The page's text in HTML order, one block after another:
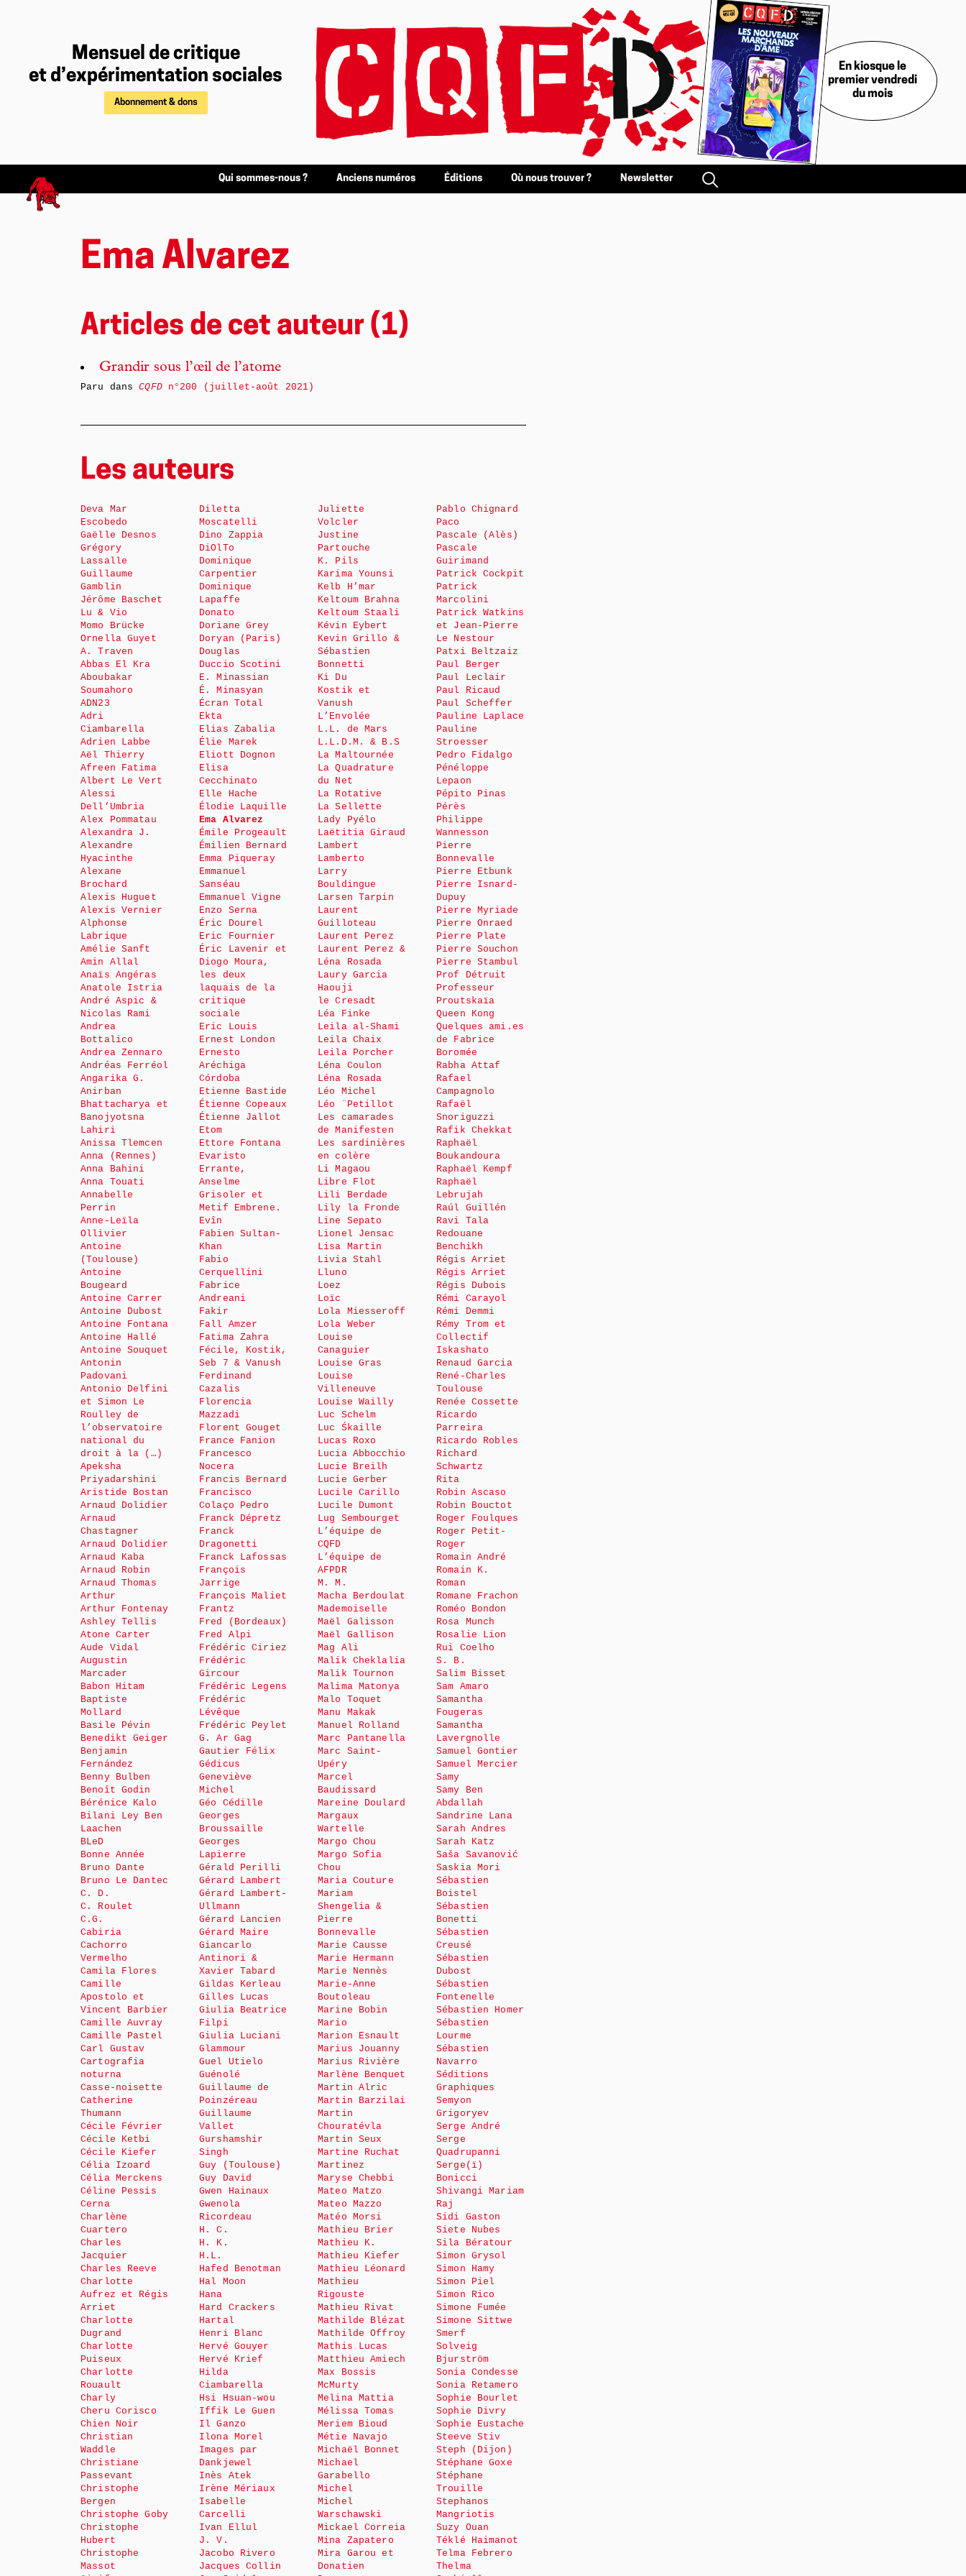
Mensuel de critique
et d’expérimentation sociales
Abonnement & dons
En kiosque le
premier vendredi
du mois
Qui sommes-nous ? Anciens numéros Éditions Où nous trouver ? Newsletter
Ema Alvarez
Articles de cet auteur (1)
Grandir sous l’œil de l’atome
Paru dansCQFDn°200 (juillet-août 2021)
Les auteurs
Deva Mar
Escobedo
Gaëlle Desnos
Grégory
Lassalle
Guillaume
Gamblin
Jérôme Baschet
Lu & Vio
Momo Brücke
Ornella Guyet
A. Traven
Abbas El Kra
Aboubakar
Soumahoro
ADN23
Adri
Ciambarella
Adrien Labbe
Aël Thierry
Afreen Fatima
Albert Le Vert
Alessi
Dell’Umbria
Alex Pommatau
Alexandra J.
Alexandre
Hyacinthe
Alexane
Brochard
Alexis Huguet
Alexis Vernier
Alphonse
Labrique
Amélie Sanft
Amin Allal
Anaïs Angéras
Anatole Istria
André Aspic &
Nicolas Rami
Andrea
Bottalico
Andrea Zennaro
Andréas Ferréol
Angarika G.
Anirban
Bhattacharya et
Banojyotsna
Lahiri
Anissa Tlemcen
Anna (Rennes)
Anna Bahini
Anna Touati
Annabelle
Perrin
Anne-Leïla
Ollivier
Antoine
(Toulouse)
Antoine
Bougeard
Antoine Carrer
Antoine Dubost
Antoine Fontana
Antoine Hallé
Antoine Souquet
Antonin
Padovani
Antonio Delfini
et Simon Le
Roulley de
l’observatoire
national du
droit à la (…)
Apeksha
Priyadarshini
Aristide Bostan
Arnaud Dolidier
Arnaud
Chastagner
Arnaud Dolidier
Arnaud Kaba
Arnaud Robin
Arnaud Thomas
Arthur
Arthur Fontenay
Ashley Tellis
Atone Carter
Aude Vidal
Augustin
Marcader
Babon Hitam
Baptiste
Mollard
Basile Pévin
Benedikt Geiger
Benjamin
Fernández
Benny Bulben
Benoît Godin
Bérénice Kalo
Bilani Ley Ben
Laachen
BLeD
Bonne Année
Bruno Dante
Bruno Le Dantec
C. D.
C. Roulet
C.G.
Cabiria
Cachorro
Vermelho
Camila Flores
Camille
Apostolo et
Vincent Barbier
Camille Auvray
Camille Pastel
Carl Gustav
Cartografia
noturna
Casse-noisette
Catherine
Thumann
Cécile Février
Cécile Ketbi
Cécile Kiefer
Célia Izoard
Célia Merckens
Céline Pessis
Cerna
Charlène
Cuartero
Charles
Jacquier
Charles Reeve
Charlotte
Aufrez et Régis
Arriet
Charlotte
Dugrand
Charlotte
Puiseux
Charlotte
Rouault
Charly
Cheru Corisco
Chien Noir
Christian
Waddle
Christiane
Passevant
Christophe
Bergen
Christophe Goby
Christophe
Hubert
Christophe
Massot
Diletta
Moscatelli
Dino Zappia
DiOlTo
Dominique
Carpentier
Dominique
Lapaffe
Donato
Doriane Grey
Doryan (Paris)
Douglas
Duccio Scotini
E. Minassian
É. Minasyan
Écran Total
Ekta
Elias Zabalia
Élie Marek
Eliott Dognon
Elisa
Cecchinato
Elle Hache
Élodie Laquille
Ema Alvarez
Émile Progeault
Émilien Bernard
Emma Piqueray
Emmanuel
Sanséau
Emmanuel Vigne
Enzo Serna
Éric Dourel
Eric Fournier
Éric Lavenir et
Diogo Moura,
les deux
laquais de la
critique
sociale
Eric Louis
Ernest London
Ernesto
Aréchiga
Córdoba
Etienne Bastide
Étienne Copeaux
Étienne Jallot
Etom
Ettore Fontana
Evaristo
Errante,
Anselme
Grisoler et
Metif Embrene.
Evîn
Fabien Sultan-
Khan
Fabio
Cerquellini
Fabrice
Andreani
Fakir
Fall Amzer
Fatima Zahra
Fécile, Kostik,
Seb 7 & Vanush
Ferdinand
Cazalis
Florencia
Mazzadi
Florent Gouget
France Fanion
Francesco
Nocera
Francis Bernard
Francisco
Colaço Pedro
Franck Dépretz
Franck
Dragonetti
Franck Lafossas
François
Jarrige
François Maliet
Frantz
Fred (Bordeaux)
Fred Alpi
Frédéric Ciriez
Frédéric
Gircour
Frédéric Legens
Frédéric
Lévêque
Frédéric Peylet
G. Ar Gag
Gautier Félix
Gédicus
Geneviève
Michel
Géo Cédille
Georges
Broussaille
Georges
Lapierre
Gérald Perilli
Gérard Lambert
Gérard Lambert-
Ullmann
Gérard Lancien
Gérard Maire
Giancarlo
Antinori &
Xavier Tabard
Gildas Kerleau
Gilles Lucas
Giulia Beatrice
Filpi
Giulia Luciani
Glammour
Guel Utielo
Guénolé
Guillaume de
Poinzéreau
Guillaume
Vallet
Gurshamshir
Singh
Guy (Toulouse)
Guy David
Gwen Hainaux
Gwenola
Ricordeau
H. C.
H. K.
H.L.
Hafed Benotman
Hal Moon
Hana
Hard Crackers
Hartal
Henri Blanc
Hervé Gouyer
Hervé Krief
Hilda
Ciambarella
Hsi Hsuan-wou
Iffik Le Guen
Il Ganzo
Ilona Morel
Images par
Dankjewel
Inès Atek
Irène Mériaux
Isabelle
Carcelli
Ivan Ellul
J. V.
Jacobo Rivero
Jacques Collin
Juliette
Volcler
Justine
Partouche
K. Pils
Karima Younsi
Kelb H’mar
Keltoum Brahna
Keltoum Staali
Kévin Eybert
Kevin Grillo &
Sébastien
Bonnetti
Ki Du
Kostik et
Vanush
L’Envolée
L.L. de Mars
L.L.D.M. & B.S
La Maltournée
La Quadrature
du Net
La Rotative
La Sellette
Lady Pyélo
Laëtitia Giraud
Lambert
Lamberto
Larry
Bouldingue
Larsen Tarpin
Laurent
Guilloteau
Laurent Perez
Laurent Perez &
Léna Rosada
Laury Garcia
Haouji
le Cresadt
Léa Finke
Leila al-Shami
Leila Chaix
Leila Porcher
Léna Coulon
Léna Rosada
Léo Michel
Léo ¨Petillot
Les camarades
de Manifesten
Les sardinières
en colère
Li Magaou
Libre Flot
Lili Berdade
Lily la Fronde
Line Sepato
Lionel Jensac
Lisa Martin
Livia Stahl
Lluno
Loez
Loïc
Lola Miesseroff
Lola Weber
Louise
Canaguier
Louise Gras
Louise
Villeneuve
Louise Wailly
Luc Schelm
Luc Śkaille
Lucas Roxo
Lucia Abbocchio
Lucie Breilh
Lucie Gerber
Lucile Carillo
Lucile Dumont
Lug Sembourget
L’équipe de
CQFD
L’équipe de
AFPDR
M. M.
Macha Berdoulat
Mademoiselle
Maël Galisson
Maël Gallison
Mag Ali
Malik Cheklalia
Malik Tournon
Malima Matonya
Malo Toquet
Manu Makak
Manuel Rolland
Marc Pantanella
Marc Saint-
Upéry
Marcel
Baudissard
Mareine Doulard
Margaux
Wartelle
Margo Chou
Margo Sofia
Chou
Maria Couture
Mariam
Shengelia &
Pierre
Bonnevalle
Marie Causse
Marie Hermann
Marie Nennès
Marie-Anne
Boutoleau
Marine Bobin
Mario
Marion Esnault
Marius Jouanny
Marius Rivière
Marlène Benquet
Martin Alric
Martin Barzilai
Martin
Chouratévla
Martin Seux
Martine Ruchat
Martinez
Maryse Chebbi
Mateo Matzo
Mateo Mazzo
Matéo Morsi
Mathieu Brier
Mathieu K.
Mathieu Kiefer
Mathieu Léonard
Mathieu
Rigouste
Mathieu Rivat
Mathilde Blézat
Mathilde Offroy
Mathis Lucas
Matthieu Amiech
Max Bossis
McMurty
Melina Mattia
Mélissa Tomas
Meriem Bioud
Métie Navajo
Michaël Bonnet
Michael
Garabello
Michel
Michel
Warschawski
Mickael Correia
Mina Zapatero
Mira Garou et
Donatien
Pablo Chignard
Paco
Pascale (Alès)
Pascale
Guirimand
Patrick Cockpit
Patrick
Marcolini
Patrick Watkins
et Jean-Pierre
Le Nestour
Patxi Beltzaiz
Paul Berger
Paul Leclair
Paul Ricaud
Paul Scheffer
Pauline Laplace
Pauline
Stroesser
Pedro Fidalgo
Pénéloppe
Lepaon
Pépito Pinas
Pérès
Philippe
Wannesson
Pierre
Bonnevalle
Pierre Etbunk
Pierre Isnard-
Dupuy
Pierre Myriade
Pierre Onraed
Pierre Plate
Pierre Souchon
Pierre Stambul
Prof Détruit
Professeur
Proutskaïa
Queen Kong
Quelques ami.es
de Fabrice
Boromée
Rabha Attaf
Rafael
Campagnolo
Rafaël
Snoriguzzi
Rafik Chekkat
Raphaël
Boukandoura
Raphaël Kempf
Raphaël
Lebrujah
Raúl Guillén
Ravi Tala
Redouane
Benchikh
Régis Arriet
Régis Arriet
Régis Dubois
Rémi Carayol
Rémi Demmi
Rémy Trom et
Collectif
Iskashato
Renaud Garcia
René-Charles
Toulouse
Renée Cossette
Ricardo
Parreira
Ricardo Robles
Richard
Schwartz
Rita
Robin Ascaso
Robin Bouctot
Roger Foulques
Roger Petit-
Roger
Romain André
Romain K.
Roman
Romane Frachon
Roméo Bondon
Rosa Munch
Rosalie Lion
Rui Coelho
S. B.
Salim Bisset
Sam Amaro
Samantha
Fougeras
Samantha
Lavergnolle
Samuel Gontier
Samuel Mercier
Samy
Samy Ben
Abdallah
Sandrine Lana
Sarah Andres
Sarah Katz
Saša Savanović
Saskia Mori
Sébastien
Boistel
Sébastien
Bonetti
Sébastien
Creusé
Sébastien
Dubost
Sébastien
Fontenelle
Sébastien Homer
Sébastien
Lourme
Sébastien
Navarro
Séditions
Graphiques
Semyon
Grigoryev
Serge André
Serge
Quadrupanni
Serge(ï)
Bonicci
Shivangi Mariam
Raj
Sidi Gaston
Siete Nubes
Sila Bératour
Simon Grysol
Simon Hamy
Simon Piel
Simon Rico
Simone Fumée
Simone Sittwe
Smerf
Solveig
Bjurström
Sonia Condesse
Sonia Retamero
Sophie Bourlet
Sophie Divry
Sophie Eustache
Steeve Stiv
Steph (Dijon)
Stéphane Goxe
Stéphane
Trouille
Stephanos
Mangriotis
Suzy Ouan
Téklé Haimanot
Telma Febrero
Thelma